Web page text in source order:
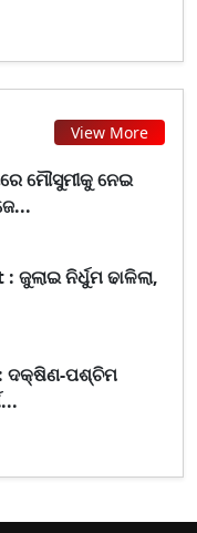
View More
ମୌସୁମୀକୁ ନେଇ
ଜୁଲାଇ ନିର୍ଧୁମ ଢାଳିଲା,
: ଦକ୍ଷିଣ-ପଶ୍ଚିମ